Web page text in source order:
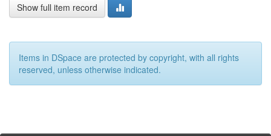
Show full item record
Items in DSpace are protected by copyright, with all rights
reserved, unless otherwise indicated.